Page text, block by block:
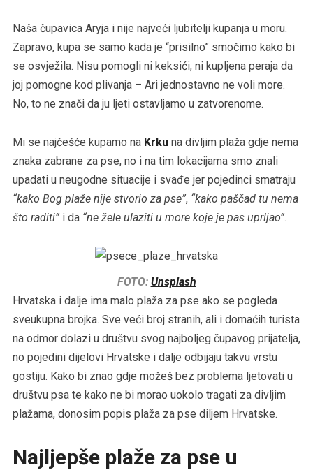
Naša čupavica Aryja i nije najveći ljubitelji kupanja u moru.
Zapravo, kupa se samo kada je “prisilno” smočimo kako bi
se osvježila. Nisu pomogli ni keksići, ni kupljena peraja da
joj pomogne kod plivanja – Ari jednostavno ne voli more.
No, to ne znači da ju ljeti ostavljamo u zatvorenome.
Mi se najčešće kupamo na Krkuna divljim plaža gdje nema
znaka zabrane za pse, no i na tim lokacijama smo znali
upadati u neugodne situacije i svađe jer pojedinci smatraju
“kako Bog plaže nije stvorio za pse”, “kako paščad tu nema
što raditi”i da “ne žele ulaziti u more koje je pas uprljao”.
FOTO: Unsplash
Hrvatska i dalje ima malo plaža za pse ako se pogleda
sveukupna brojka. Sve veći broj stranih, ali i domaćih turista
na odmor dolazi u društvu svog najboljeg čupavog prijatelja,
no pojedini dijelovi Hrvatske i dalje odbijaju takvu vrstu
gostiju. Kako bi znao gdje možeš bez problema ljetovati u
društvu psa te kako ne bi morao uokolo tragati za divljim
plažama, donosim popis plaža za pse diljem Hrvatske.
Najljepše plaže za pse u